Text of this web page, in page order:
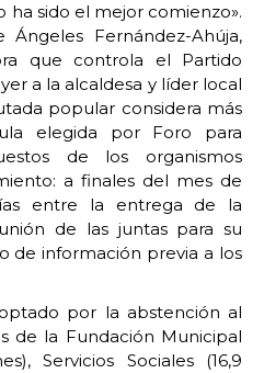
ha sido el mejor comienzo».
Fernández-Ahúja,
que controla el Partido
a la alcaldesa y líder local
popular considera más
elegida por Foro para
de los organismos
a finales del mes de
entre la entrega de la
de las juntas para su
de información previa a los
por la abstención al
de la Fundación Municipal
Servicios Sociales (16,9